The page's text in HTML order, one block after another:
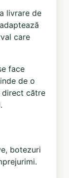
livrare de
care
face
de o
direct către
botezuri